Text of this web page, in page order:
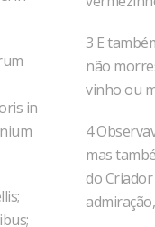
in
3 E
não
vinho ou
4
mas
do